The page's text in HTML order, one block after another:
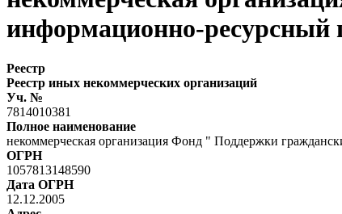
информационно-ресурсный
Реестр
Реестр иных некоммерческих организаций
Уч. №
7814010381
Полное наименование
некоммерческая организация Фонд " Поддержки
ОГРН
1057813148590
Дата ОГРН
12.12.2005